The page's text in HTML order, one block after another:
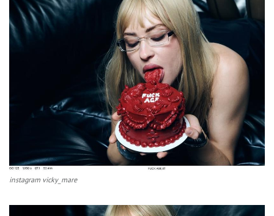
instagram vicky_mare